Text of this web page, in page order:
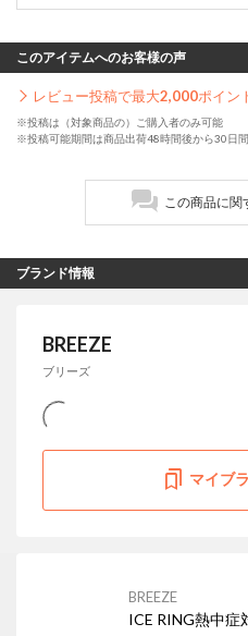
このアイテムへのお客様の声
レビュー投稿で最大2,000ポイン
※投稿は（対象商品の）ご購入者のみ可能
※投稿可能期間は商品出荷48時間後から30日
この商品に
ブランド情報
BREEZE
ブリーズ
マイブ
BREEZE
ICE RING熱中症